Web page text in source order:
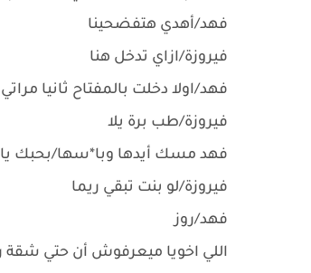
فهد/أهدي هتفضحينا
فيروزة/ازاي تدخل هنا
فهد/اولا دخلت بالمفتاح ثانيا
فيروزة/طب برة يلا
فهد مسك أيدها وبا*سها/بحبك يا
فيروزة/لو بنت تبقي ريما
فهد/روز
اللي اخويا ميعرفوش أن حتي شقة